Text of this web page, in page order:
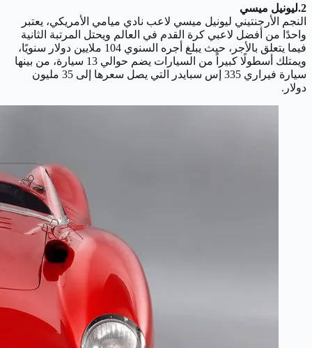
2.ليونيل ميسي
النجم الأرجنتيني ليونيل ميسي لاعب نادي ميامي الأمريكي، يعتبر
واحدًا من أفضل لاعبي كرة القدم في العالم ويحتل المرتبة الثانية
فيما يتعلق بالأجر، حيث يبلغ أجره السنوي 104 ملايين دولار سنويًا،
ويمتلك أسطولًا كبيراً من السيارات يضم حوالي 13 سيارة، من بينها
سيارة فيراري 335 إس سبايدر التي يصل سعرها إلى 35 مليون
دولار.